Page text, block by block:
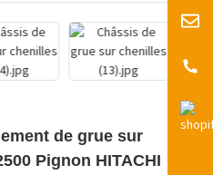
de grue sur
Pignon HITACHI